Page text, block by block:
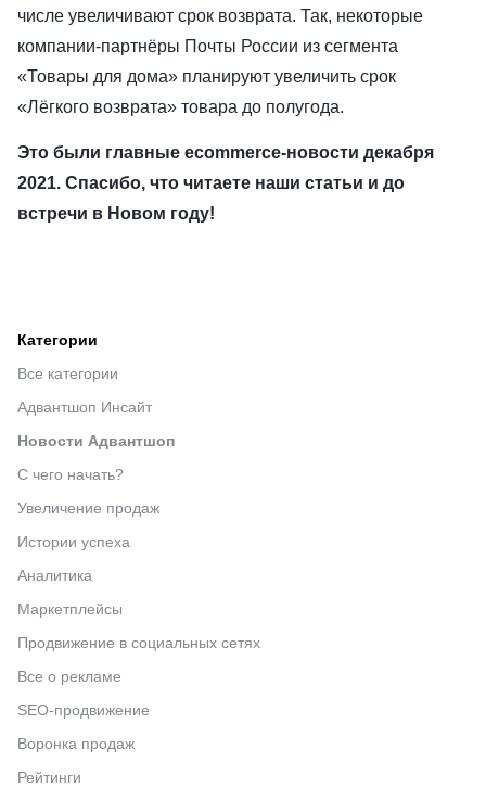
Категории
Все категории
Адвантшоп Инсайт
Новости Адвантшоп
С чего начать?
Увеличение продаж
Истории успеха
Аналитика
Маркетплейсы
Продвижение в социальных сетях
Все о рекламе
SEO-продвижение
Воронка продаж
Рейтинги
числе увеличивают срок возврата. Так, некоторые
компании-партнёры Почты России из сегмента
«Товары для дома» планируют увеличить срок
«Лёгкого возврата» товара до полугода.
Это были главные ecommerce-новости декабря
2021. Спасибо, что читаете наши статьи и до
встречи в Новом году!